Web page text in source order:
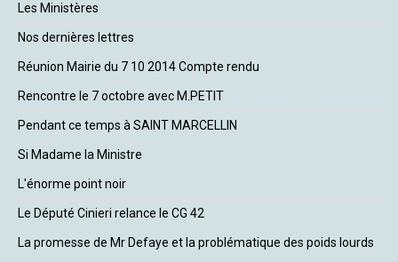
Les Ministères
Nos dernières lettres
Réunion Mairie du 7 10 2014 Compte rendu
Rencontre le 7 octobre avec M.PETIT
Pendant ce temps à SAINT MARCELLIN
Si Madame la Ministre
L'énorme point noir
Le Député Cinieri relance le CG 42
La promesse de Mr Defaye et la problématique des poids lourds